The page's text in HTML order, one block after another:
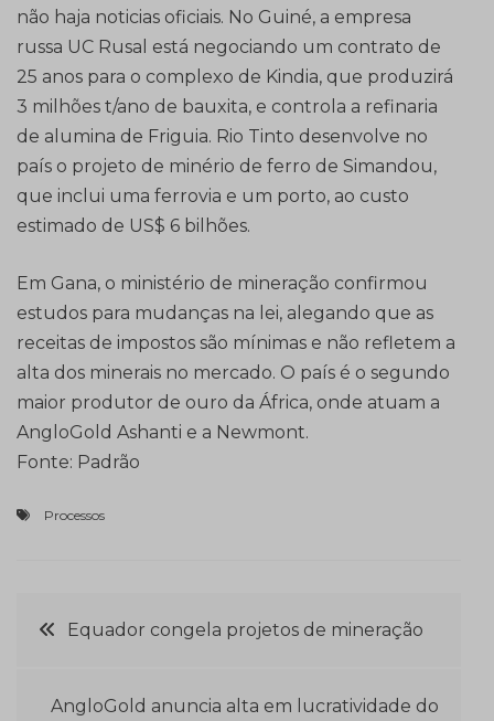
não haja noticias oficiais. No Guiné, a empresa
russa UC Rusal está negociando um contrato de
25 anos para o complexo de Kindia, que produzirá
3 milhões t/ano de bauxita, e controla a refinaria
de alumina de Friguia. Rio Tinto desenvolve no
país o projeto de minério de ferro de Simandou,
que inclui uma ferrovia e um porto, ao custo
estimado de US$ 6 bilhões.
Em Gana, o ministério de mineração confirmou
estudos para mudanças na lei, alegando que as
receitas de impostos são mínimas e não refletem a
alta dos minerais no mercado. O país é o segundo
maior produtor de ouro da África, onde atuam a
AngloGold Ashanti e a Newmont.
Fonte: Padrão
Processos
Navegação
Equador congela projetos de mineração
AngloGold anuncia alta em lucratividade do